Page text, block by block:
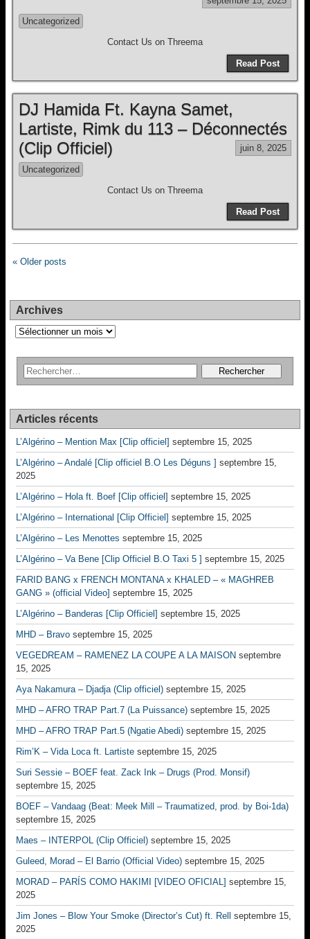
Uncategorized
Contact Us on Threema
Read Post
DJ Hamida Ft. Kayna Samet,
Lartiste, Rimk du 113 – Déconnectés
(Clip Officiel)
juin 8, 2025
Uncategorized
Contact Us on Threema
Read Post
« Older posts
Archives
Archives
Articles récents
L’Algérino – Mention Max [Clip officiel] septembre 15, 2025
L’Algérino – Andalé [Clip officiel B.O Les Déguns ] septembre 15,
2025
L’Algérino – Hola ft. Boef [Clip officiel] septembre 15, 2025
L’Algérino – International [Clip Officiel] septembre 15, 2025
L’Algérino – Les Menottes septembre 15, 2025
L’Algérino – Va Bene [Clip Officiel B.O Taxi 5 ] septembre 15, 2025
FARID BANG x FRENCH MONTANA x KHALED – « MAGHREB
GANG » (official Video] septembre 15, 2025
L’Algérino – Banderas [Clip Officiel] septembre 15, 2025
MHD – Bravo septembre 15, 2025
VEGEDREAM – RAMENEZ LA COUPE A LA MAISON septembre
15, 2025
Aya Nakamura – Djadja (Clip officiel) septembre 15, 2025
MHD – AFRO TRAP Part.7 (La Puissance) septembre 15, 2025
MHD – AFRO TRAP Part.5 (Ngatie Abedi) septembre 15, 2025
Rim’K – Vida Loca ft. Lartiste septembre 15, 2025
Suri Sessie – BOEF feat. Zack Ink – Drugs (Prod. Monsif)
septembre 15, 2025
BOEF – Vandaag (Beat: Meek Mill – Traumatized, prod. by Boi-1da)
septembre 15, 2025
Maes – INTERPOL (Clip Officiel) septembre 15, 2025
Guleed, Morad – El Barrio (Official Video) septembre 15, 2025
MORAD – PARÍS COMO HAKIMI [VIDEO OFICIAL] septembre 15,
2025
Jim Jones – Blow Your Smoke (Director’s Cut) ft. Rell
septembre 15,
2025